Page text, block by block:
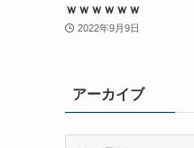
ｗｗｗｗｗｗ
2022年9月9日
アーカイブ